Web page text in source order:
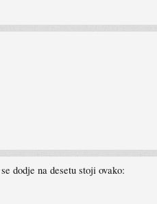
dodje na desetu stoji ovako: